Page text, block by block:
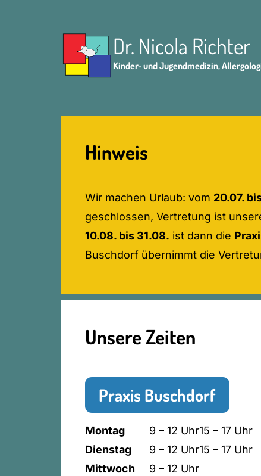
Dr. Nicola Richter
Kinder- und Jugendmedizin,
Hinweis
Wir machen Urlaub: vom 20.07.
geschlossen, Vertretung ist
10.08. bis 31.08. ist dann die
Buschdorf übernimmt die
Unsere Zeiten
Praxis Buschdorf
Montag 9 – 12 Uhr15 – 17 Uhr
Dienstag
9 – 12 Uhr15 – 17 Uhr
Mittwoch
9 – 12 Uhr